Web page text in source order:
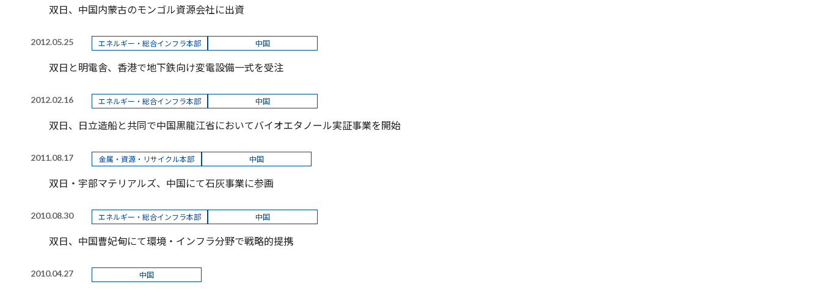
双日、中国内蒙古のモンゴル資源会社に出資
2012.05.25 エネルギー・総合インフラ本部 中国
双日と明電舎、香港で地下鉄向け変電設備一式を受注
2012.02.16 エネルギー・総合インフラ本部 中国
双日、日立造船と共同で中国黒龍江省においてバイオエタノール実証事業を開始
2011.08.17 金属・資源・リサイクル本部 中国
双日・宇部マテリアルズ、中国にて石灰事業に参画
2010.08.30 エネルギー・総合インフラ本部 中国
双日、中国曹妃甸にて環境・インフラ分野で戦略的提携
2010.04.27 中国